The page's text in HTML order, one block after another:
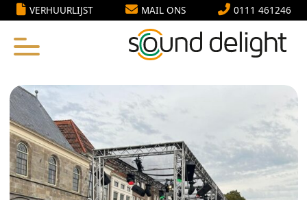
VERHUURLIJST MAIL ONS 0111 461246